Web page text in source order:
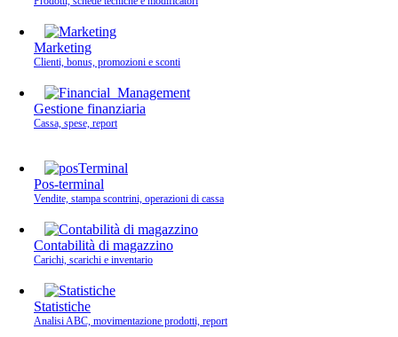
Marketing
Clienti, bonus, promozioni e sconti
Gestione finanziaria
Cassa, spese, report
Pos-terminal
Vendite, stampa scontrini, operazioni di cassa
Contabilità di magazzino
Carichi, scarichi e inventario
Statistiche
Analisi ABC, movimentazione prodotti, report